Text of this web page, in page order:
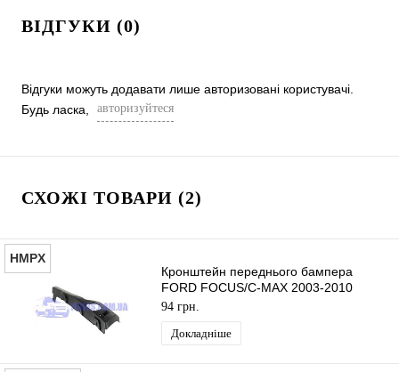
ВІДГУКИ (0)
Відгуки можуть додавати лише авторизовані користувачі.
Будь ласка,
авторизуйтеся
СХОЖІ ТОВАРИ (2)
HMPX
Кронштейн переднього бампера
FORD FOCUS/C-MAX 2003-2010
(Правый) HMPX
94 грн.
Докладніше